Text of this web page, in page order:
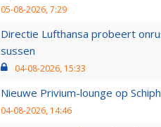
05-08-2026, 7:29
Directie Lufthansa probeert
sussen
04-08-2026, 15:33
Nieuwe Privium-lounge op
04-08-2026, 14:46